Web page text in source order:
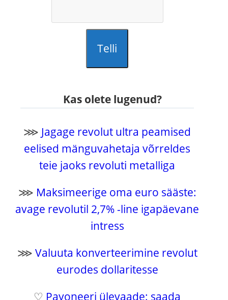
Telli
Kas olete lugenud?
⋙ Jagage revolut ultra peamised
eelised mänguvahetaja võrreldes
teie jaoks revoluti metalliga
⋙ Maksimeerige oma euro sääste:
avage revolutil 2,7% -line igapäevane
intress
⋙ Valuuta konverteerimine revolut
eurodes dollaritesse
♡ Payoneeri ülevaade: saada